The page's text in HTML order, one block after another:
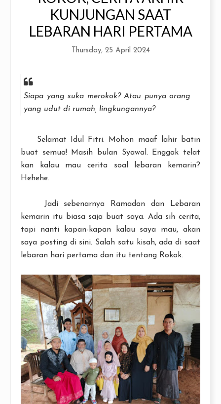
KUNJUNGAN SAAT
LEBARAN HARI PERTAMA
Thursday, 25 April 2024
Siapa yang suka merokok? Atau punya orang
yang udut di rumah, lingkungannya?
Selamat Idul Fitri. Mohon maaf lahir batin
buat semua! Masih bulan Syawal. Enggak telat
kan kalau mau cerita soal lebaran kemarin?
Hehehe.
Jadi sebenarnya Ramadan dan Lebaran
kemarin itu biasa saja buat saya. Ada sih cerita,
tapi nanti kapan-kapan kalau saya mau, akan
saya posting di sini. Salah satu kisah, ada di saat
lebaran hari pertama dan itu tentang Rokok.